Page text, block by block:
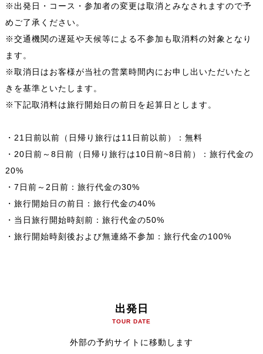
※出発日・コース・参加者の変更は取消とみなされますので予
めご了承ください。
※交通機関の遅延や天候等による不参加も取消料の対象となり
ます。
※取消日はお客様が当社の営業時間内にお申し出いただいたと
きを基準といたします。
※下記取消料は旅行開始日の前日を起算日とします。
・21日前以前（日帰り旅行は11日前以前）：無料
・20日前～8日前（日帰り旅行は10日前~8日前）：旅行代金の
20%
・7日前～2日前：旅行代金の30%
・旅行開始日の前日：旅行代金の40%
・当日旅行開始時刻前：旅行代金の50%
・旅行開始時刻後および無連絡不参加：旅行代金の100%
出発日
TOUR DATE
外部の予約サイトに移動します